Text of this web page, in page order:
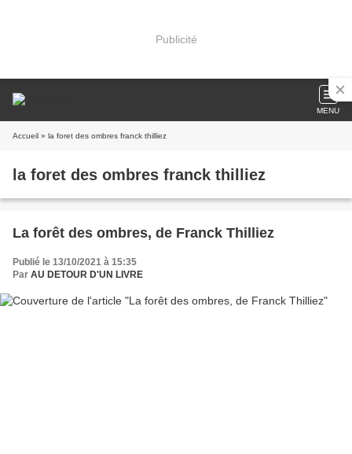
Publicité
MENU
Accueil » la foret des ombres franck thilliez
la foret des ombres franck thilliez
La forêt des ombres, de Franck Thilliez
Publié le 13/10/2021 à 15:35
Par AU DETOUR D'UN LIVRE